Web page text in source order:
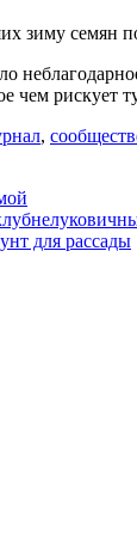
зиму семян
чем рискует
,
для рассады